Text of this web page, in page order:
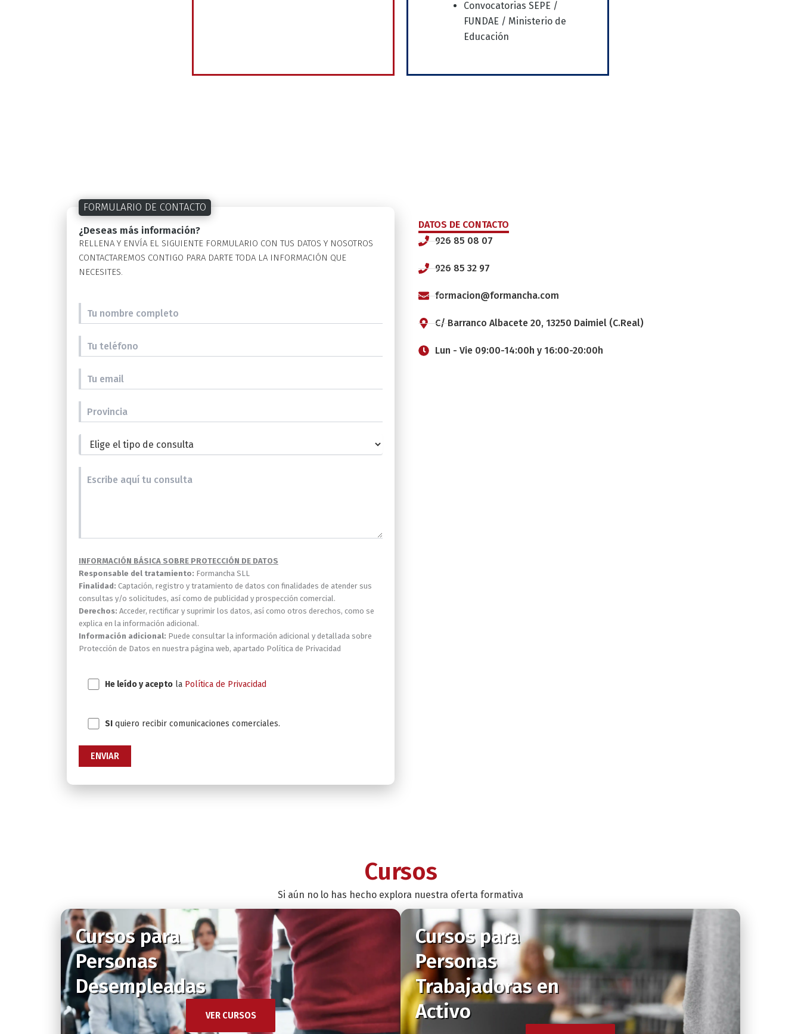
Convocatorias SEPE /
FUNDAE / Ministerio de
Educación
FORMULARIO DE CONTACTO
¿Deseas más información?
RELLENA Y ENVÍA EL SIGUIENTE FORMULARIO CON TUS DATOS Y NOSOTROS
CONTACTAREMOS CONTIGO PARA DARTE TODA LA INFORMACIÓN QUE
NECESITES.
INFORMACIÓN BÁSICA SOBRE PROTECCIÓN DE DATOS
Responsable del tratamiento: Formancha SLL
Finalidad: Captación, registro y tratamiento de datos con finalidades de atender sus
consultas y/o solicitudes, así como de publicidad y prospección comercial.
Derechos: Acceder, rectificar y suprimir los datos, así como otros derechos, como se
explica en la información adicional.
Información adicional: Puede consultar la información adicional y detallada sobre
Protección de Datos en nuestra página web, apartado Política de Privacidad
He leído y acepto la Política de Privacidad
SI quiero recibir comunicaciones comerciales.
DATOS DE CONTACTO
926 85 08 07
926 85 32 97
formacion@formancha.com
C/ Barranco Albacete 20, 13250 Daimiel (C.Real)
Lun - Vie 09:00-14:00h y 16:00-20:00h
Cursos
Si aún no lo has hecho explora nuestra oferta formativa
Cursos para
Personas
Desempleadas
VER CURSOS
Cursos para
Personas
Trabajadoras en
Activo